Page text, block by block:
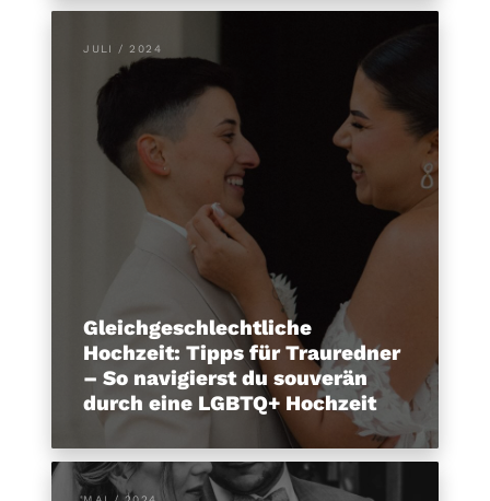
JULI / 2024
Gleichgeschlechtliche
Hochzeit: Tipps für Trauredner
– So navigierst du souverän
durch eine LGBTQ+ Hochzeit